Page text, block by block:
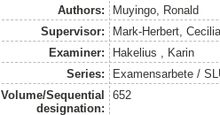
Authors:
Muyingo, Ronald
Supervisor:
Mark-Herbert,
Examiner:
Hakelius , Karin
Series:
Examensarbete /
Volume/Sequential
designation:
652